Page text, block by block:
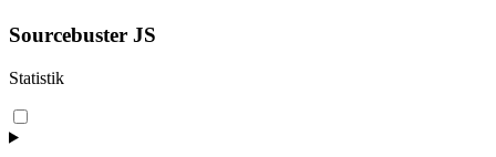
wordpress
Sourcebuster JS
Statistik
Consent
to